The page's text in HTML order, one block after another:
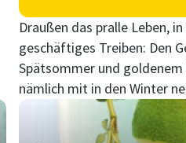
Draußen das pralle Leben,
geschäftiges Treiben: Den
Spätsommer und
nämlich mit in den Winter